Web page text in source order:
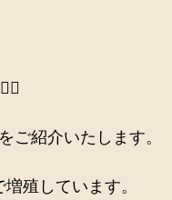
ご紹介いたします。
殖しています。